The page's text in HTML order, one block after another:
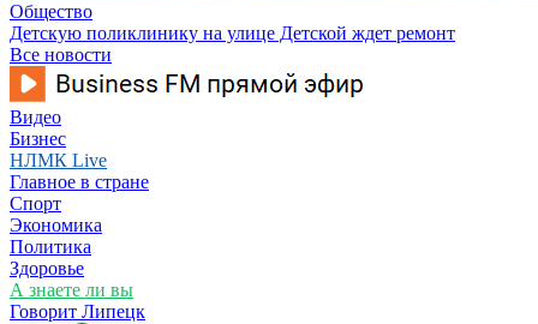
Общество
Детскую поликлинику на улице Детской ждет ремонт
Все новости
Видео
Бизнес
НЛМК Live
Главное в стране
Спорт
Экономика
Политика
Здоровье
А знаете ли вы
Говорит Липецк